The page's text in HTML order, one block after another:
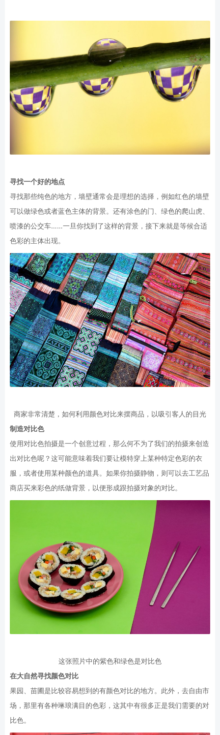
寻找一个好的地点
寻找那些纯色的地方，墙壁通常会是理想的选择，例如红色的墙壁
可以做绿色或者蓝色主体的背景。还有涂色的门、绿色的爬山虎、
喷漆的公交车……一旦你找到了这样的背景，接下来就是等候合适
色彩的主体出现。
商家非常清楚，如何利用颜色对比来摆商品，以吸引客人的目光
制造对比色
使用对比色拍摄是一个创意过程，那么何不为了我们的拍摄来创造
出对比色呢？这可能意味着我们要让模特穿上某种特定色彩的衣
服，或者使用某种颜色的道具。如果你拍摄静物，则可以去工艺品
商店买来彩色的纸做背景，以便形成跟拍摄对象的对比。
这张照片中的紫色和绿色是对比色
在大自然寻找颜色对比
果园、苗圃是比较容易想到的有颜色对比的地方。此外，去自由市
场，那里有各种琳琅满目的色彩，这其中有很多正是我们需要的对
比色。